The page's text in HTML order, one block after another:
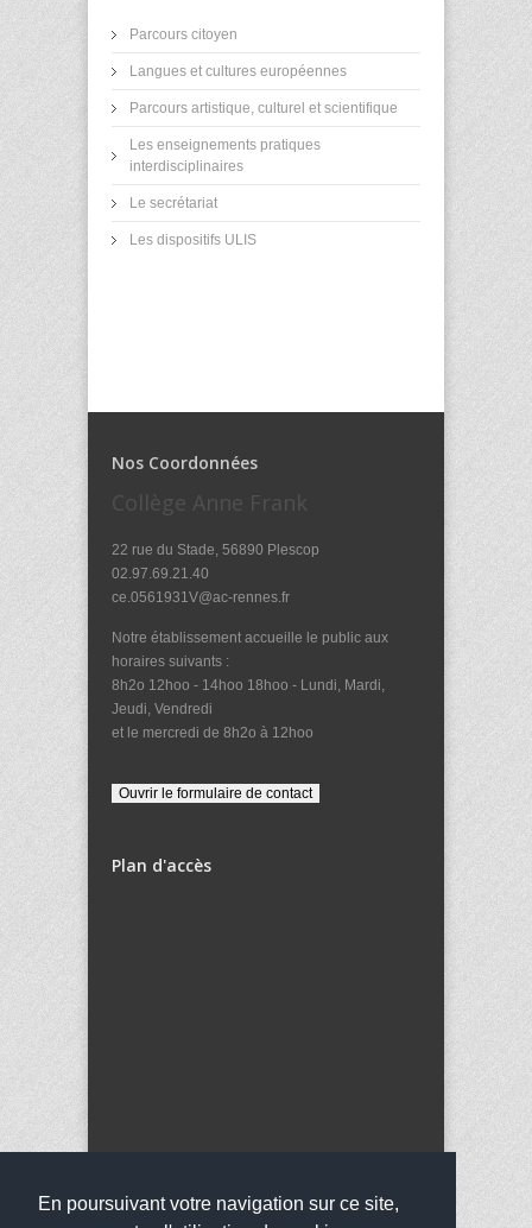
En poursuivant votre navigation sur ce site,
Parcours citoyen
Langues et cultures européennes
Parcours artistique, culturel et scientifique
Les enseignements pratiques
interdisciplinaires
Le secrétariat
Les dispositifs ULIS
Nos Coordonnées
Collège Anne Frank
22 rue du Stade, 56890 Plescop
02.97.69.21.40
ce.0561931V@ac-rennes.fr
Notre établissement accueille le public aux
horaires suivants :
8h2o 12hoo - 14hoo 18hoo - Lundi, Mardi,
Jeudi, Vendredi
et le mercredi de 8h2o à 12hoo
Plan d'accès